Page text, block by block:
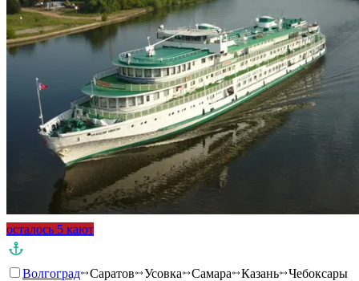
осталось 5 кают
Волгоград Саратов Усовка Самара Казань
Чебоксары